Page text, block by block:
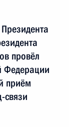
провёл
Федерации
приём
связи